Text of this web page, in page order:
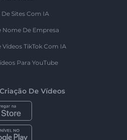
Sites Com IA
Nome De Empresa
Vídeos TikTok Com IA
Para YouTube
De Vídeos